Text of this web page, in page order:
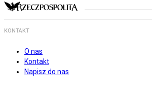
KONTAKT
O nas
Kontakt
Napisz do nas